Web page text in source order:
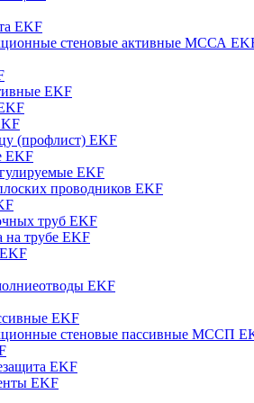
EKF
стеновые активные МССА
EKF
(профлист) EKF
EKF
EKF
проводников EKF
труб EKF
на трубе EKF
EKF
EKF
стеновые пассивные МССП
EKF
EKF